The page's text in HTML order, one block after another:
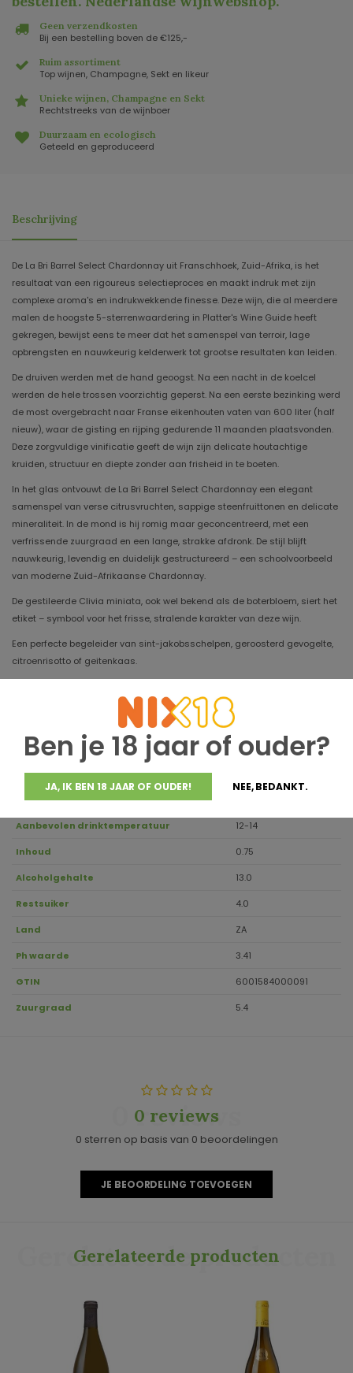
Ben je 18 jaar of ouder?
JA, IK BEN 18 JAAR OF OUDER! NEE, BEDANKT.
Geen verzendkosten
Bij een bestelling boven de €125,-
Ruim assortiment
Top wijnen, Champagne, Sekt en likeur
Unieke wijnen, Champagne en Sekt
Rechtstreeks van de wijnboer
Duurzaam en ecologisch
Geteeld en geproduceerd
Beschrijving
De La Bri Barrel Select Chardonnay uit Franschhoek, Zuid-Afrika, is het
resultaat van een rigoureus selectieproces en maakt indruk met zijn
complexe aroma's en indrukwekkende finesse. Deze wijn, die al meerdere
malen de hoogste 5-sterrenwaardering in Platter's Wine Guide heeft
gekregen, bewijst eens te meer dat het samenspel van terroir, lage
opbrengsten en nauwkeurig kelderwerk tot grootse resultaten kan leiden.
De druiven werden met de hand geoogst. Na een nacht in de koelcel
werden de hele trossen voorzichtig geperst. Na een eerste bezinking werd
de most overgebracht naar Franse eikenhouten vaten van 600 liter (half
nieuw), waar de gisting en rijping gedurende 11 maanden plaatsvonden.
Deze zorgvuldige vinificatie geeft de wijn zijn delicate houtachtige
kruiden, structuur en diepte zonder aan frisheid in te boeten.
In het glas ontvouwt de La Bri Barrel Select Chardonnay een elegant
samenspel van verse citrusvruchten, sappige steenfruittonen en delicate
mineraliteit. In de mond is hij romig maar geconcentreerd, met een
verfrissende zuurgraad en een lange, strakke afdronk. De stijl blijft
nauwkeurig, levendig en duidelijk gestructureerd – een schoolvoorbeeld
van moderne Zuid-Afrikaanse Chardonnay.
De gestileerde Clivia miniata, ook wel bekend als de boterbloem, siert het
etiket – symbool voor het frisse, stralende karakter van deze wijn.
Een perfecte begeleider van sint-jakobsschelpen, geroosterd gevogelte,
citroenrisotto of geitenkaas.
Houdbaar tot
Druivensoort
Regio
Aanbevolen drinktemperatuur 12-14
Inhoud 0.75
Alcoholgehalte 13.0
Restsuiker 4.0
Land ZA
Ph waarde 3.41
GTIN 6001584000091
Zuurgraad 5.4
0 reviews
0 reviews
0 sterren op basis van 0 beoordelingen
JE BEOORDELING TOEVOEGEN
Gerelateerde producten
Gerelateerde producten